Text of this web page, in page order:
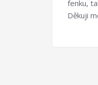
fenku,
Děkuji